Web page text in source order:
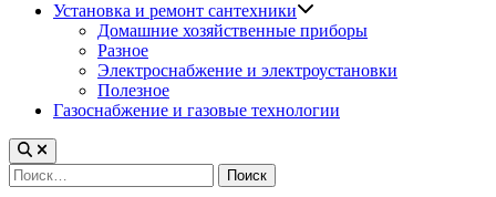
Установка и ремонт сантехники
Домашние хозяйственные приборы
Разное
Электроснабжение и электроустановки
Полезное
Газоснабжение и газовые технологии
Найти: